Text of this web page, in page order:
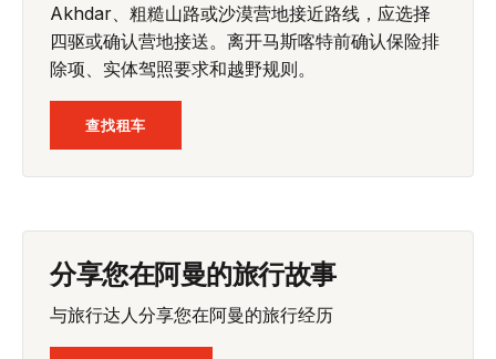
Akhdar、粗糙山路或沙漠营地接近路线，应选择
四驱或确认营地接送。离开马斯喀特前确认保险排
除项、实体驾照要求和越野规则。
查找租车
分享您在阿曼的旅行故事
与旅行达人分享您在阿曼的旅行经历